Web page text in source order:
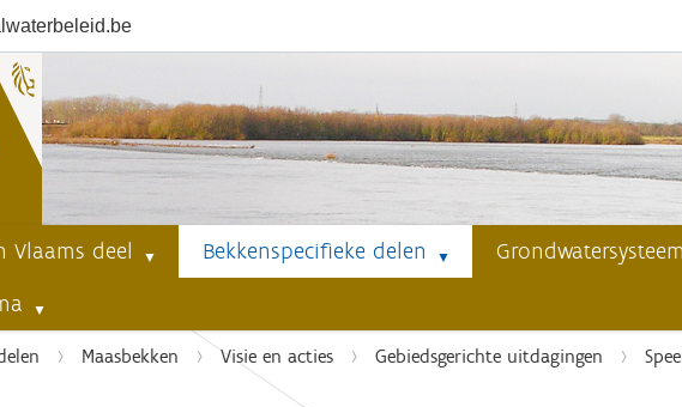
Vlaams deel Bekkenspecifieke delen Grondwatersysteem
Maasbekken Visie en acties Gebiedsgerichte uitdagingen